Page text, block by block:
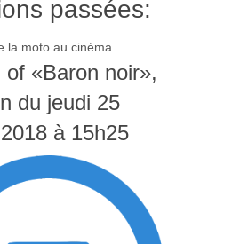
passées:
of «Baron noir»,
du jeudi 25
à 15h25